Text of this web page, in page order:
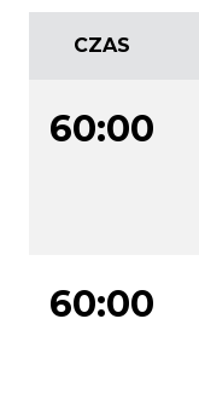
CZAS
60:00
60:00